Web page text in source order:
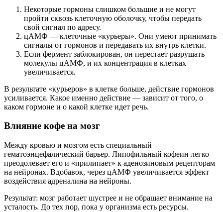
Некоторые гормоны слишком большие и не могут
пройти сквозь клеточную оболочку, чтобы передать
свой сигнал по адресу.
цАМФ — клеточные «курьеры». Они умеют принимать
сигналы от гормонов и передавать их внутрь клетки.
Если фермент заблокирован, он перестает разрушать
молекулы цАМФ, и их концентрация в клетках
увеличивается.
В результате «курьеров» в клетке больше, действие гормонов
усиливается. Какое именно действие — зависит от того, о
каком гормоне и о какой клетке идет речь.
Влияние кофе на мозг
Между кровью и мозгом есть специальный
гематоэнцефалический барьер. Липофильный кофеин легко
преодолевает его и «прилипает» к аденозиновым рецепторам
на нейронах. Вдобавок, через цАМФ увеличивается эффект
воздействия адреналина на нейроны.
Результат: мозг работает шустрее и не обращает внимание на
усталость. До тех пор, пока у организма есть ресурсы.